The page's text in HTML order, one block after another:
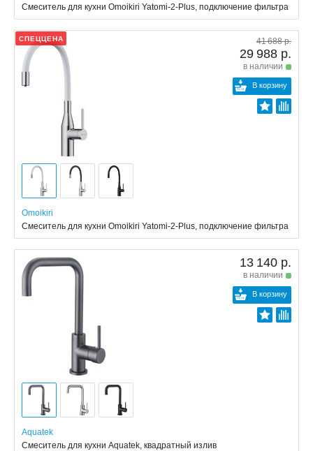
Смеситель для кухни Omoikiri Yatomi-2-Plus, подключение фильтра
СПЕЦЦЕНА 41 688 р.
29 988 р.
в наличии
В корзину
Omoikiri
Смеситель для кухни Omoikiri Yatomi-2-Plus, подключение фильтра
13 140 р.
в наличии
В корзину
Aquatek
Смеситель для кухни Aquatek, квадратный излив